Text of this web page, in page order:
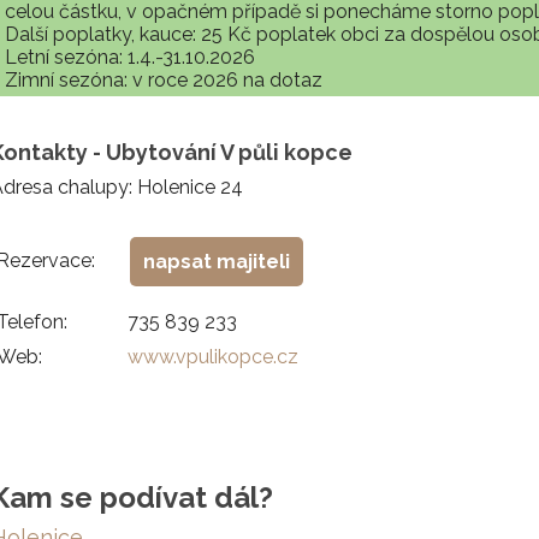
celou částku, v opačném případě si ponecháme storno
Další poplatky, kauce: 25 Kč poplatek obci za dospělou
Letní sezóna: 1.4.-31.10.2026
Zimní sezóna: v roce 2026 na dotaz
- Ubytování V půli kopce
chalupy: Holenice 24
napsat majiteli
735 839 233
www.vpulikopce.cz
se podívat dál?